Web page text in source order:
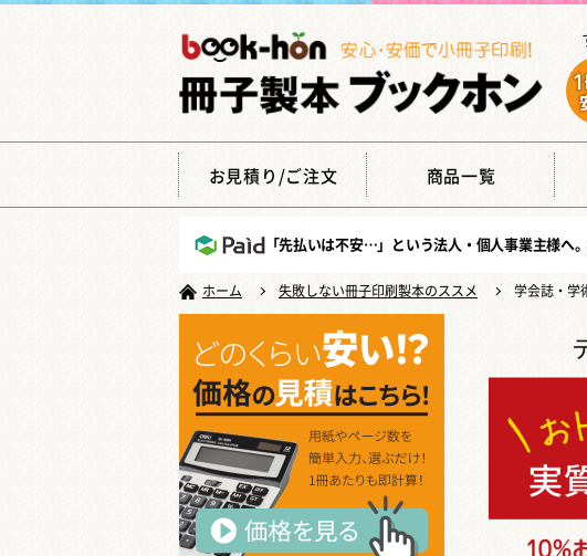
お見積り/ご注文 商品一覧
「先払いは不安…」という法人・個人事業主様へ
ホーム 失敗しない冊子印刷製本のススメ 学会誌・学